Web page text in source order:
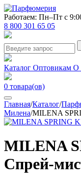
Работаем: Пн–Пт с
8 800 301 65 05
Каталог Оптовикам О
0 товара(ов)
Главная/Каталог/
Милена/MILENA
MILENA
Спрей-